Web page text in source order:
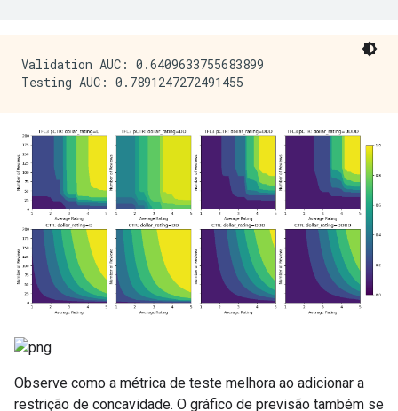
Validation AUC: 0.6409633755683899
Observe como a métrica de teste melhora ao adicionar a
restrição de concavidade. O gráfico de previsão também se